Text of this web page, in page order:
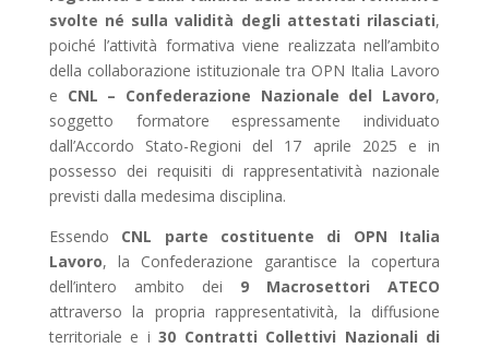
svolte né sulla validità degli attestati rilasciati,
poiché l’attività formativa viene realizzata nell’ambito
della collaborazione istituzionale tra OPN Italia Lavoro
e CNL – Confederazione Nazionale del Lavoro,
soggetto formatore espressamente individuato
dall’Accordo Stato-Regioni del 17 aprile 2025 e in
possesso dei requisiti di rappresentatività nazionale
previsti dalla medesima disciplina.
Essendo CNL parte costituente di OPN Italia
Lavoro, la Confederazione garantisce la copertura
dell’intero ambito dei 9 Macrosettori ATECO
attraverso la propria rappresentatività, la diffusione
territoriale e i30 Contratti Collettivi Nazionali di